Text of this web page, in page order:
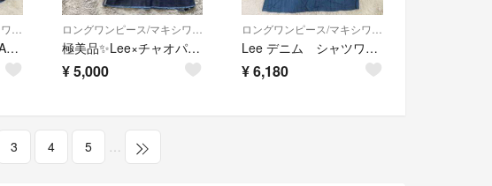
ロングワンピース/マキシワンピース
Lee for ROSSO URBAN RESEARCH デニムワンピース M
ロングワンピース/マキシワンピース
極美品✨Lee×チャオパニック スキッパー デニムワンピース ロング丈
¥5,000
ロングワンピース/マキシワンピース
Lee デニム シャツワンピース ロング ベルト バンドカラー ギャザー
¥6,180
3 4 5 …